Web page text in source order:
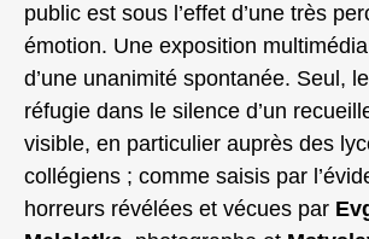
public est sous l’effet d’une très
émotion. Une exposition multimédia
d’une unanimité spontanée. Seul,
réfugie dans le silence d’un
visible, en particulier auprès des
collégiens ; comme saisis par
horreurs révélées et vécues par